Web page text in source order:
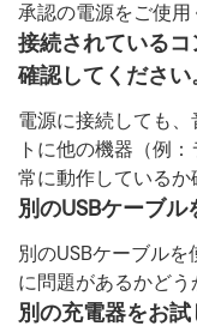
承認の電源をご使用
接続されている
確認してください
電源に接続しても
トに他の機器（例
常に動作しているか
別のUSBケーブル
別のUSBケーブル
に問題があるかどう
別の充電器をお試